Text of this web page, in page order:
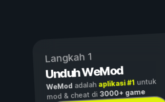
Langkah 1
Unduh WeMod
WeMod adalah aplikasi #1untuk
mod & cheat di3000+ game